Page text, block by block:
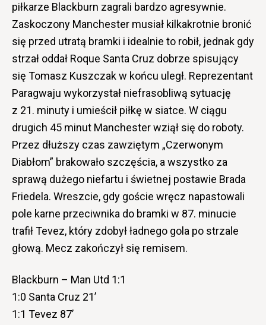
piłkarze Blackburn zagrali bardzo agresywnie.
Zaskoczony Manchester musiał kilkakrotnie bronić
się przed utratą bramki i idealnie to robił, jednak gdy
strzał oddał Roque Santa Cruz dobrze spisujący
się Tomasz Kuszczak w końcu uległ. Reprezentant
Paragwaju wykorzystał niefrasobliwą sytuację
z 21. minuty i umieścił piłkę w siatce. W ciągu
drugich 45 minut Manchester wziął się do roboty.
Przez dłuższy czas zawziętym „Czerwonym
Diabłom” brakowało szczęścia, a wszystko za
sprawą dużego niefartu i świetnej postawie Brada
Friedela. Wreszcie, gdy goście wręcz napastowali
pole karne przeciwnika do bramki w 87. minucie
trafił Tevez, który zdobył ładnego gola po strzale
głową. Mecz zakończył się remisem.
Blackburn – Man Utd 1:1
1:0 Santa Cruz 21’
1:1 Tevez 87’